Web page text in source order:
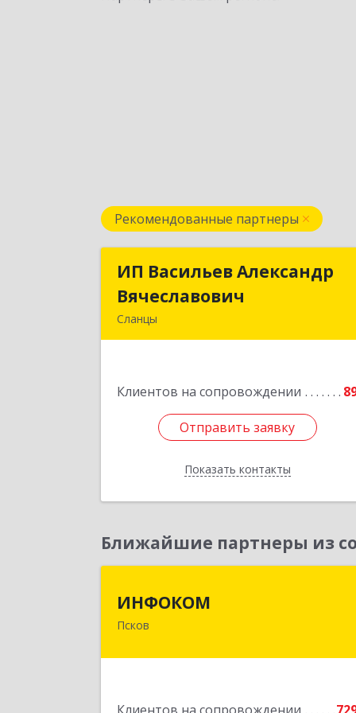
Рекомендованные партнеры
ИП Васильев Александр
Вячеславович
Сланцы
Клиентов на сопровождении
Отправить заявку
Показать контакты
ИП Васильев Александр
Вячеславович
Отправить заявку
Назад
Ближайшие партнеры из
ИНФОКОМ
Псков